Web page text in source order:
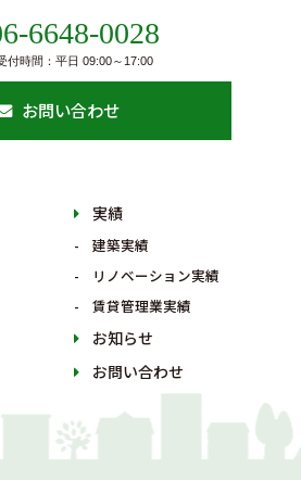
6648-0028
付時間：平日 09:00～17:00
お問い合わせ
実績
建築実績
リノベーション実績
賃貸管理業実績
お知らせ
お問い合わせ